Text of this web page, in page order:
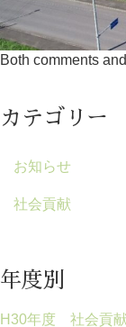
Both comments
カテゴリー
お知らせ
社会貢献
年度別
H30年度 社会貢